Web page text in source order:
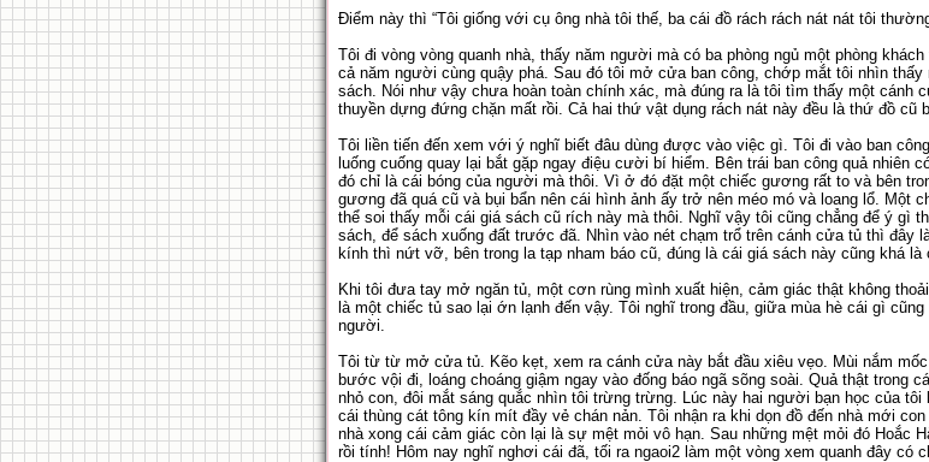
Điểm này thì “Tôi giống với cụ ông nhà tôi thế, ba cái đồ rách rách nát nát tôi
Tôi đi vòng vòng quanh nhà, thấy năm người mà có ba phòng ngủ một phòng
cả năm người cùng quậy phá. Sau đó tôi mở cửa ban công, chớp mắt tôi nhìn thấy
sách. Nói như vậy chưa hoàn toàn chính xác, mà đúng ra là tôi tìm thấy một cánh
thuyền dựng đứng chặn mất rồi. Cả hai thứ vật dụng rách nát này đều là thứ đồ cũ
Tôi liền tiến đến xem với ý nghĩ biết đâu dùng được vào việc gì. Tôi đi vào ban
luống cuống quay lại bắt gặp ngay điệu cười bí hiểm. Bên trái ban công quả nhiên
đó chỉ là cái bóng của người mà thôi. Vì ở đó đặt một chiếc gương rất to và bên
gương đã quá cũ và bụi bẩn nên cái hình ảnh ấy trở nên méo mó và loang lổ. Một
thể soi thấy mỗi cái giá sách cũ rích này mà thôi. Nghĩ vậy tôi cũng chẳng để ý gì
sách, để sách xuống đất trước đã. Nhìn vào nét chạm trổ trên cánh cửa tủ thì đây
kính thì nứt vỡ, bên trong la tạp nham báo cũ, đúng là cái giá sách này cũng khá là
Khi tôi đưa tay mở ngăn tủ, một cơn rùng mình xuất hiện, cảm giác thật không
là một chiếc tủ sao lại ớn lạnh đến vậy. Tôi nghĩ trong đầu, giữa mùa hè cái gì
người.
Tôi từ từ mở cửa tủ. Kẽo kẹt, xem ra cánh cửa này bắt đầu xiêu vẹo. Mùi nắm
bước vội đi, loáng choáng giậm ngay vào đống báo ngã sõng soài. Quả thật trong
nhỏ con, đôi mắt sáng quắc nhìn tôi trừng trừng. Lúc này hai người bạn học của
cái thùng cát tông kín mít đầy vẻ chán nản. Tôi nhận ra khi dọn đồ đến nhà mới
nhà xong cái cảm giác còn lại là sự mệt mỏi vô hạn. Sau những mệt mỏi đó Hoắc
rồi tính! Hôm nay nghĩ nghơi cái đã, tối ra ngaoi2 làm một vòng xem quanh đây có